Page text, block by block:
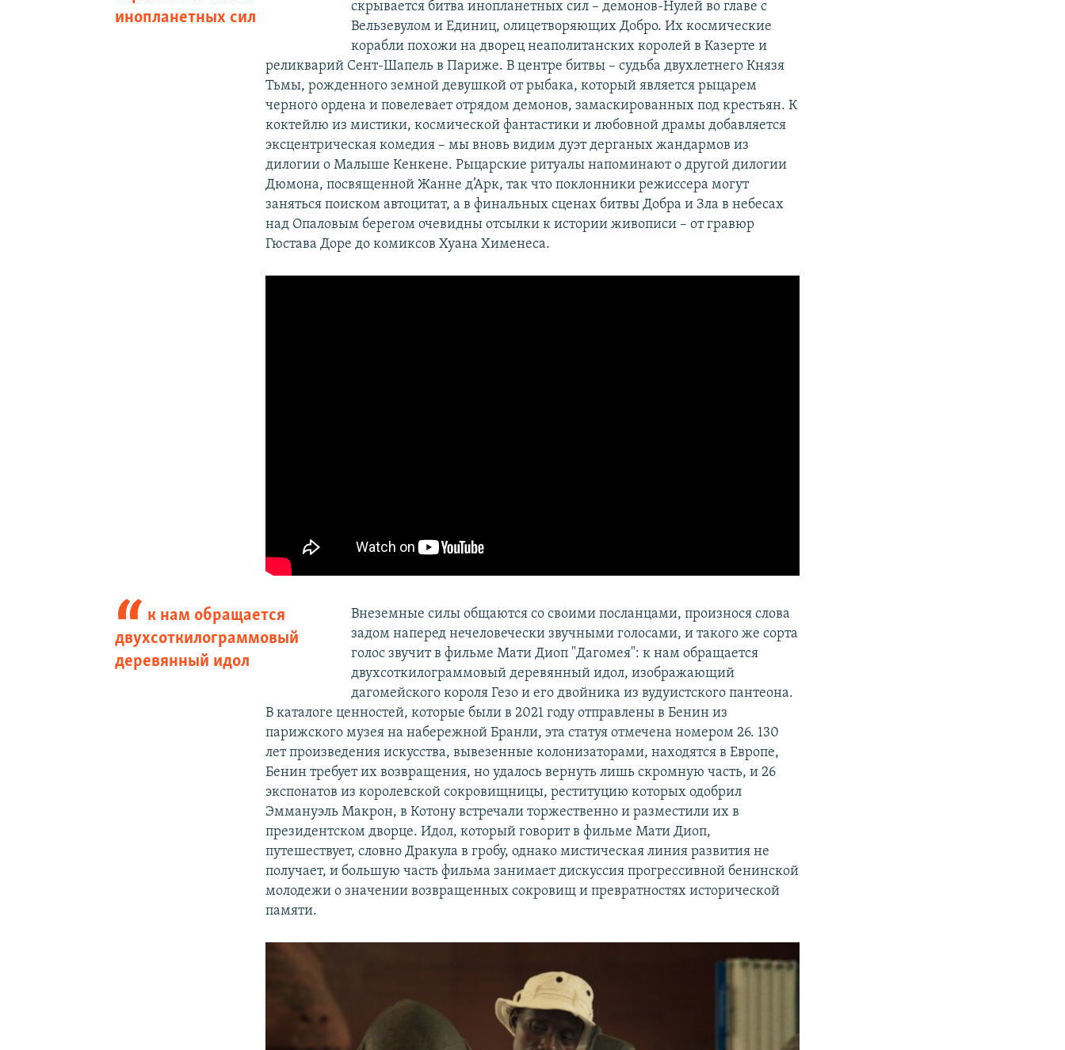
инопланетных сил
скрывается битва инопланетных сил – демонов-Нулей во главе с
Вельзевулом и Единиц, олицетворяющих Добро. Их космические
корабли похожи на дворец неаполитанских королей в Казерте и
реликварий Сент-Шапель в Париже. В центре битвы – судьба двухлетнего Князя
Тьмы, рожденного земной девушкой от рыбака, который является рыцарем
черного ордена и повелевает отрядом демонов, замаскированных под крестьян. К
коктейлю из мистики, космической фантастики и любовной драмы добавляется
эксцентрическая комедия – мы вновь видим дуэт дерганых жандармов из
дилогии о Малыше Кенкене. Рыцарские ритуалы напоминают о другой дилогии
Дюмона, посвященной Жанне д’Арк, так что поклонники режиссера могут
заняться поиском автоцитат, а в финальных сценах битвы Добра и Зла в небесах
над Опаловым берегом очевидны отсылки к истории живописи – от гравюр
Гюстава Доре до комиксов Хуана Хименеса.
к нам обращается
двухсоткилограммовый
деревянный идол
Внеземные силы общаются со своими посланцами, произнося слова
задом наперед нечеловечески звучными голосами, и такого же сорта
голос звучит в фильме Мати Диоп "Дагомея": к нам обращается
двухсоткилограммовый деревянный идол, изображающий
дагомейского короля Гезо и его двойника из вудуистского пантеона.
В каталоге ценностей, которые были в 2021 году отправлены в Бенин из
парижского музея на набережной Бранли, эта статуя отмечена номером 26. 130
лет произведения искусства, вывезенные колонизаторами, находятся в Европе,
Бенин требует их возвращения, но удалось вернуть лишь скромную часть, и 26
экспонатов из королевской сокровищницы, реституцию которых одобрил
Эммануэль Макрон, в Котону встречали торжественно и разместили их в
президентском дворце. Идол, который говорит в фильме Мати Диоп,
путешествует, словно Дракула в гробу, однако мистическая линия развития не
получает, и большую часть фильма занимает дискуссия прогрессивной бенинской
молодежи о значении возвращенных сокровищ и превратностях исторической
памяти.